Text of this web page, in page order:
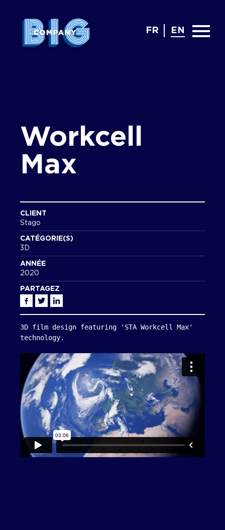
FR EN
Workcell
Max
CLIENT
Stago
CATÉGORIE(S)
3D
ANNÉE
2020
PARTAGEZ
Facebook
3D film design featuring 'STA Workcell Max'
technology.